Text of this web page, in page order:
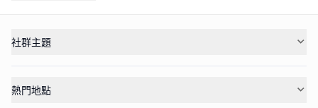
社群主題
熱門地點